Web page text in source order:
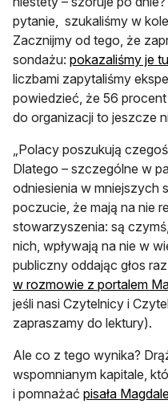
pytanie, szukaliśmy w
Zacznijmy od tego, że
sondażu: pokazaliśmy je
liczbami zapytaliśmy
powiedzieć, że 56
do organizacji to jeszcze
„Polacy poszukują
Dlatego – szczególne w
odniesienia w mniejszych
poczucie, że mają na nie
stowarzyszenia: są
nich, wpływają na nie w
publiczny oddając głos
w rozmowie z portalem
jeśli nasi Czytelnicy i
zapraszamy do lektury).
Ale co z tego wynika?
wspomnianym kapitale,
i pomnażać pisała